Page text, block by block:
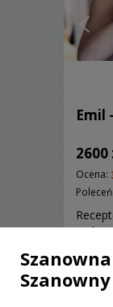
Emil
2600
Ocena:
które